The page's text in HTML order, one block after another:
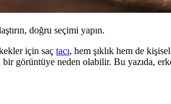
doğru seçimi yapın.
için saç tacı, hem şıklık hem de
görüntüye neden olabilir. Bu yazıda,